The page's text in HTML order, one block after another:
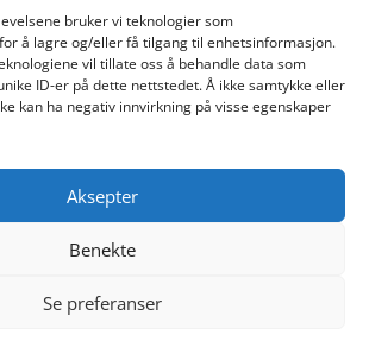
bruker vi teknologier som
å lagre og/eller få tilgang til enhetsinformasjon.
vil tillate oss å behandle data som
ID-er på dette nettstedet. Å ikke samtykke eller
kan ha negativ innvirkning på visse egenskaper
Aksepter
Benekte
Se preferanser
AS